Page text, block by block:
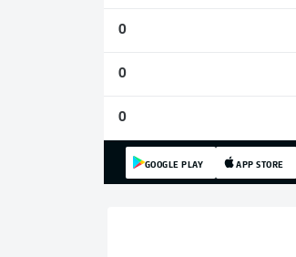
0
0
0
APP STORE
GOOGLE PLAY